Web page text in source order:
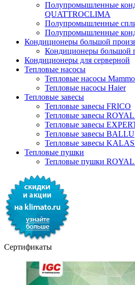
Полупромышленные
QUATTROCLIMA
Полупромышленные
Полупромышленные
Кондиционеры большой
Кондиционеры большой
Кондиционеры для серверной
Тепловые насосы
Тепловые насосы
Тепловые насосы Haier
Тепловые завесы
Тепловые завесы FRICO
Тепловые завесы
Тепловые завесы
Тепловые завесы BALLU
Тепловые завесы
Тепловые пушки
Тепловые пушки
Сертификаты